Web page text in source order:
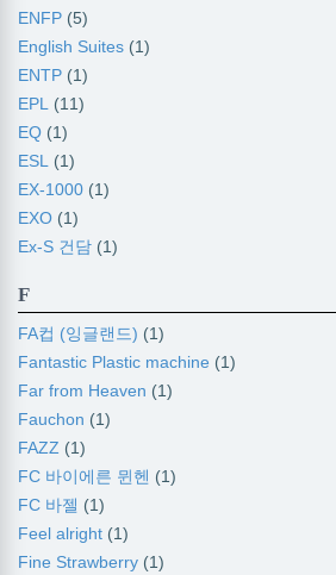
ENFP (5)
English Suites (1)
ENTP (1)
EPL (11)
EQ (1)
ESL (1)
EX-1000 (1)
EXO (1)
Ex-S 건담 (1)
F
FA컵 (잉글랜드) (1)
Fantastic Plastic machine (1)
Far from Heaven (1)
Fauchon (1)
FAZZ (1)
FC 바이에른 뮌헨 (1)
FC 바젤 (1)
Feel alright (1)
Fine Strawberry (1)